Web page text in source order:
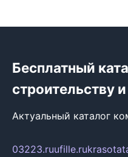
Бесплатный
строительству
Актуальный каталог
03223.ruufille.ru